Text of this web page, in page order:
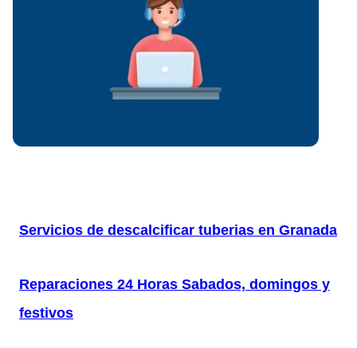
Servicios de descalcificar tuberias en Granada
Reparaciones 24 Horas Sabados, domingos y
festivos